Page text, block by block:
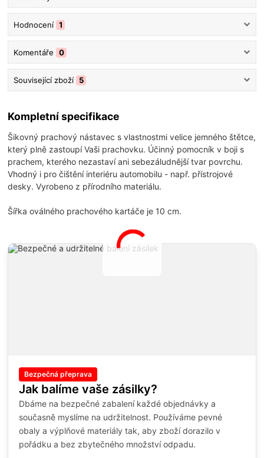
Hodnocení 1
Komentáře 0
Související zboží 5
Kompletní specifikace
Šikovný prachový nástavec s vlastnostmi velice jemného štětce,
který plně zastoupí Vaši prachovku. Účinný pomocník v boji s
prachem, kterého nezastaví ani sebezáludnější tvar povrchu.
Vhodný i pro čištění interiéru automobilu - např. přístrojové
desky. Vyrobeno z přírodního materiálu.
Šířka oválného prachového kartáče je 10 cm.
Bezpečná přeprava
Jak balíme vaše zásilky?
Dbáme na bezpečné zabalení každé objednávky a
současně myslíme na udržitelnost. Používáme pevné
obaly a výplňové materiály tak, aby zboží dorazilo v
pořádku a bez zbytečného množství odpadu.